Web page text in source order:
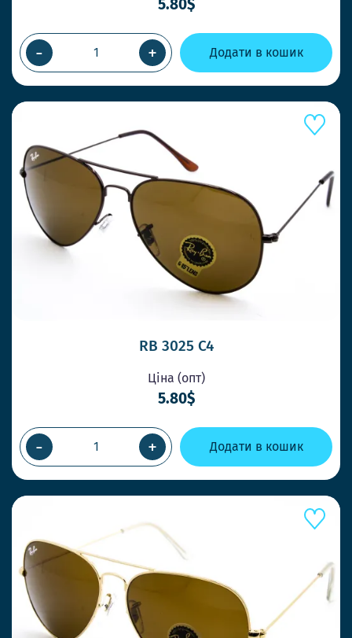
5.80$
- + Додати в кошик
RB 3025 C4
Ціна (опт)
5.80$
- + Додати в кошик